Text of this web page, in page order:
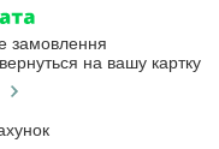
замовлення
на вашу картку